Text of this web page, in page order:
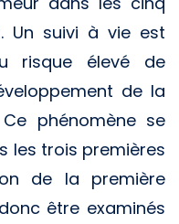
Un suivi à vie est
risque élevé de
de la
phénomène se
les trois premières
de la première
être examinés